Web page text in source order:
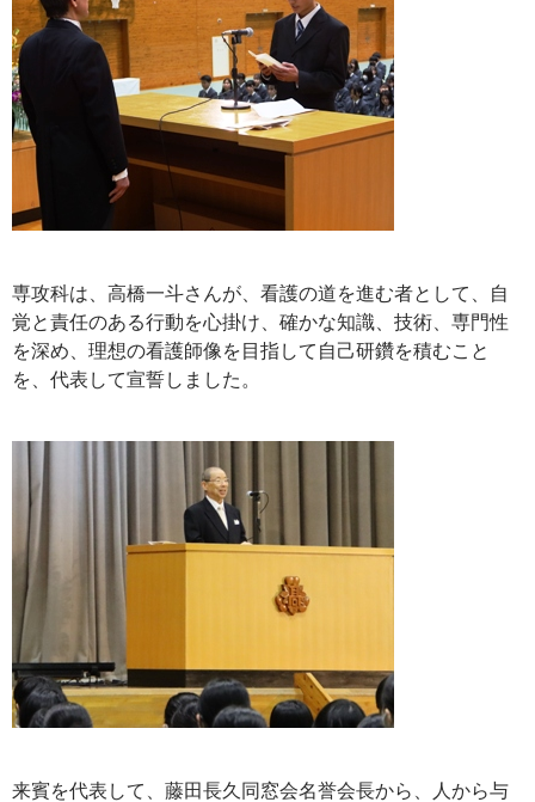
専攻科は、高橋一斗さんが、看護の道を進む者として、自
覚と責任のある行動を心掛け、確かな知識、技術、専門性
を深め、理想の看護師像を目指して自己研鑽を積むこと
を、代表して宣誓しました。
来賓を代表して、藤田長久同窓会名誉会長から、人から与